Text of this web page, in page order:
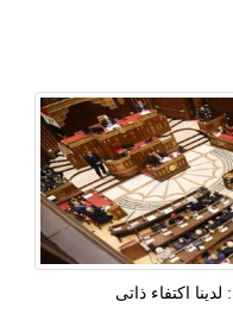
اكتفاء ذاتى